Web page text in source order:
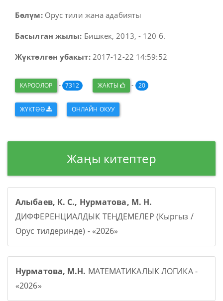
Бөлүм:Орус тили жана адабияты
Басылган жылы: Бишкек, 2013, - 120 б.
Жүктөлгөн убакыт:2017-12-22 14:59:52
КАРООЛОР - 7312 ЖАКТЫ - 20
ЖҮКТӨӨ ОНЛАЙН ОКУУ
Жаңы китептер
Алыбаев, К. С., Нурматова, М. Н.
ДИФФЕРЕНЦИАЛДЫК ТЕҢДЕМЕЛЕР (Кыргыз /
Орус тилдеринде) - «2026»
Нурматова, М.Н. МАТЕМАТИКАЛЫК ЛОГИКА -
«2026»